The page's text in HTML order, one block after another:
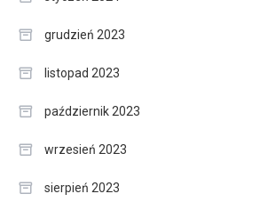
grudzień 2023
listopad 2023
październik 2023
wrzesień 2023
sierpień 2023